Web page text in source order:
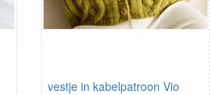
vestje in kabelpatroon Vio